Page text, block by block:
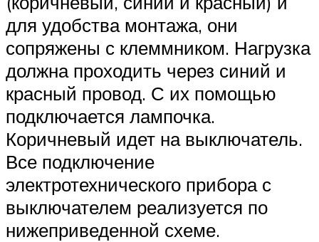
для удобства монтажа, они
сопряжены с клеммником. Нагрузка
должна проходить через синий и
красный провод. С их помощью
подключается лампочка.
Коричневый идет на выключатель.
Все подключение
электротехнического прибора с
выключателем реализуется по
нижеприведенной схеме.